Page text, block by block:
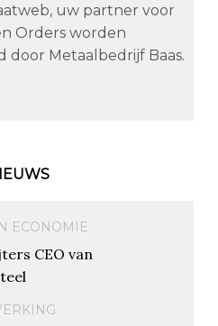
uw partner voor
Orders worden
door Metaalbedrijf Baas.
ECONOMIE
CEO van